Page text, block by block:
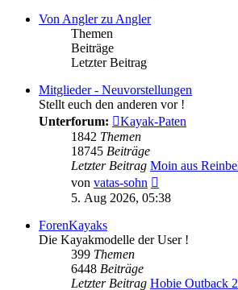
Von Angler zu Angler
Themen
Beiträge
Letzter Beitrag
Mitglieder - Neuvorstellungen
Stellt euch den anderen vor !
Unterforum:
Kayak-Paten
1842 Themen
18745 Beiträge
Letzter Beitrag Moin aus
von vatas-sohn
Beitrag
5. Aug 2026, 05:38
ForenKayaks
Die Kayakmodelle der User !
399 Themen
6448 Beiträge
Letzter Beitrag Hobie Outback